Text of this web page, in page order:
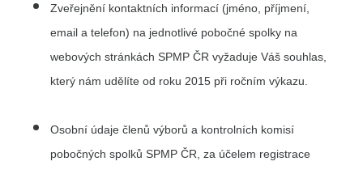
Zveřejnění kontaktních informací (jméno, příjmení,
email a telefon) na jednotlivé pobočné spolky na
webových stránkách SPMP ČR vyžaduje Váš souhlas,
který nám udělíte od roku 2015 při ročním výkazu.
Osobní údaje členů výborů a kontrolních komisí
pobočných spolků SPMP ČR, za účelem registrace